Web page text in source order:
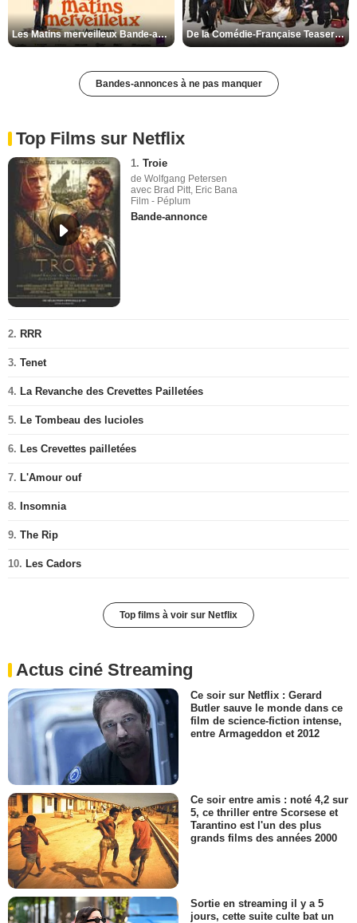
Les Matins merveilleux Bande-annonce VF De la Comédie-Française Teaser VF
Bandes-annonces à ne pas manquer
Top Films sur Netflix
1. Troie
de Wolfgang Petersen
avec Brad Pitt, Eric Bana
Film - Péplum
Bande-annonce
2. RRR
3. Tenet
4. La Revanche des Crevettes Pailletées
5. Le Tombeau des lucioles
6. Les Crevettes pailletées
7. L'Amour ouf
8. Insomnia
9. The Rip
10. Les Cadors
Top films à voir sur Netflix
Actus ciné Streaming
Ce soir sur Netflix : Gerard
Butler sauve le monde dans ce
film de science-fiction intense,
entre Armageddon et 2012
Ce soir entre amis : noté 4,2 sur
5, ce thriller entre Scorsese et
Tarantino est l'un des plus
grands films des années 2000
Sortie en streaming il y a 5
jours, cette suite culte bat un